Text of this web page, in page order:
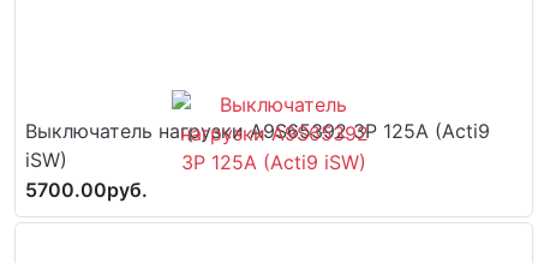
Выключатель нагрузки A9S65392 3P 125A (Acti9
iSW)
5700.00руб.